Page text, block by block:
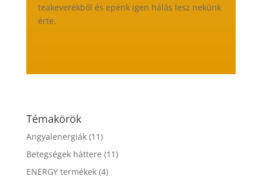
teakeverékből és epénk igen hálás lesz nekünk
érte.
Témakörök
Angyalenergiák(11)
Betegségek háttere (11)
ENERGY termékek(4)